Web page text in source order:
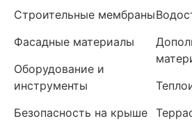
Строительные мембраны
Фасадные материалы
Оборудование и
инструменты
Безопасность на крыше